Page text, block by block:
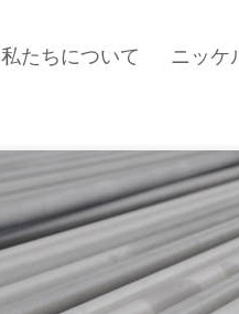
私たちについて ニッケ